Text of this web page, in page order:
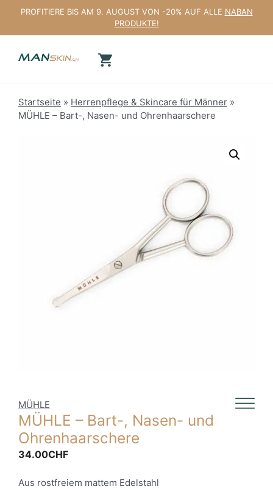
springen
PROFITIERE BIS AM 9. AUGUST VON -20% AUF ALLE NABAN
PRODUKTE!
Startseite » Herrenpflege & Skincare für Männer »
MÜHLE – Bart-, Nasen- und Ohrenhaarschere
MÜHLE
MÜHLE – Bart-, Nasen- und
Ohrenhaarschere
34.00CHF
Aus rostfreiem mattem Edelstahl